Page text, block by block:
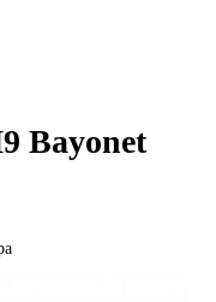
Bayonet